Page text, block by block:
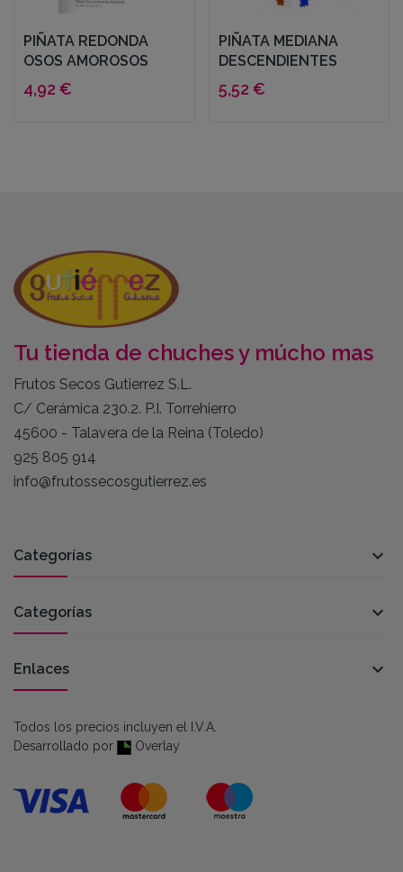
PIÑATA REDONDA
OSOS AMOROSOS
4,92 €
PIÑATA MEDIANA
DESCENDIENTES
5,52 €
Tu tienda de chuches y múcho mas
Frutos Secos Gutierrez S.L.
C/ Cerámica 230.2. P.I. Torrehierro
45600 - Talavera de la Reina (Toledo)
925 805 914
info@frutossecosgutierrez.es
Categorías 
Categorías 
Enlaces 
Todos los precios incluyen el I.V.A.
Desarrollado por
Overlay